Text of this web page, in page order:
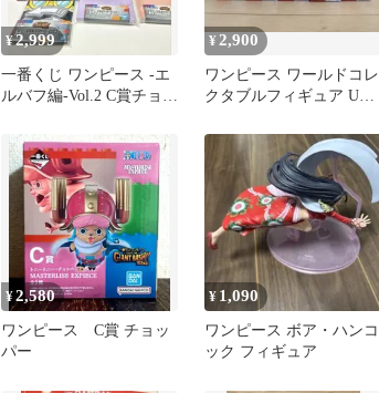
¥2,999
一番くじ ワンピース -エ
ルバフ編-Vol.2 C賞チョッ
¥ 2,900
ワンピース ワールドコレ
クタブルフィギュア UTA
¥2,580
ワンピース C賞 チョッ
パー
¥ 1,090
ワンピース ボア・ハンコ
ック フィギュア